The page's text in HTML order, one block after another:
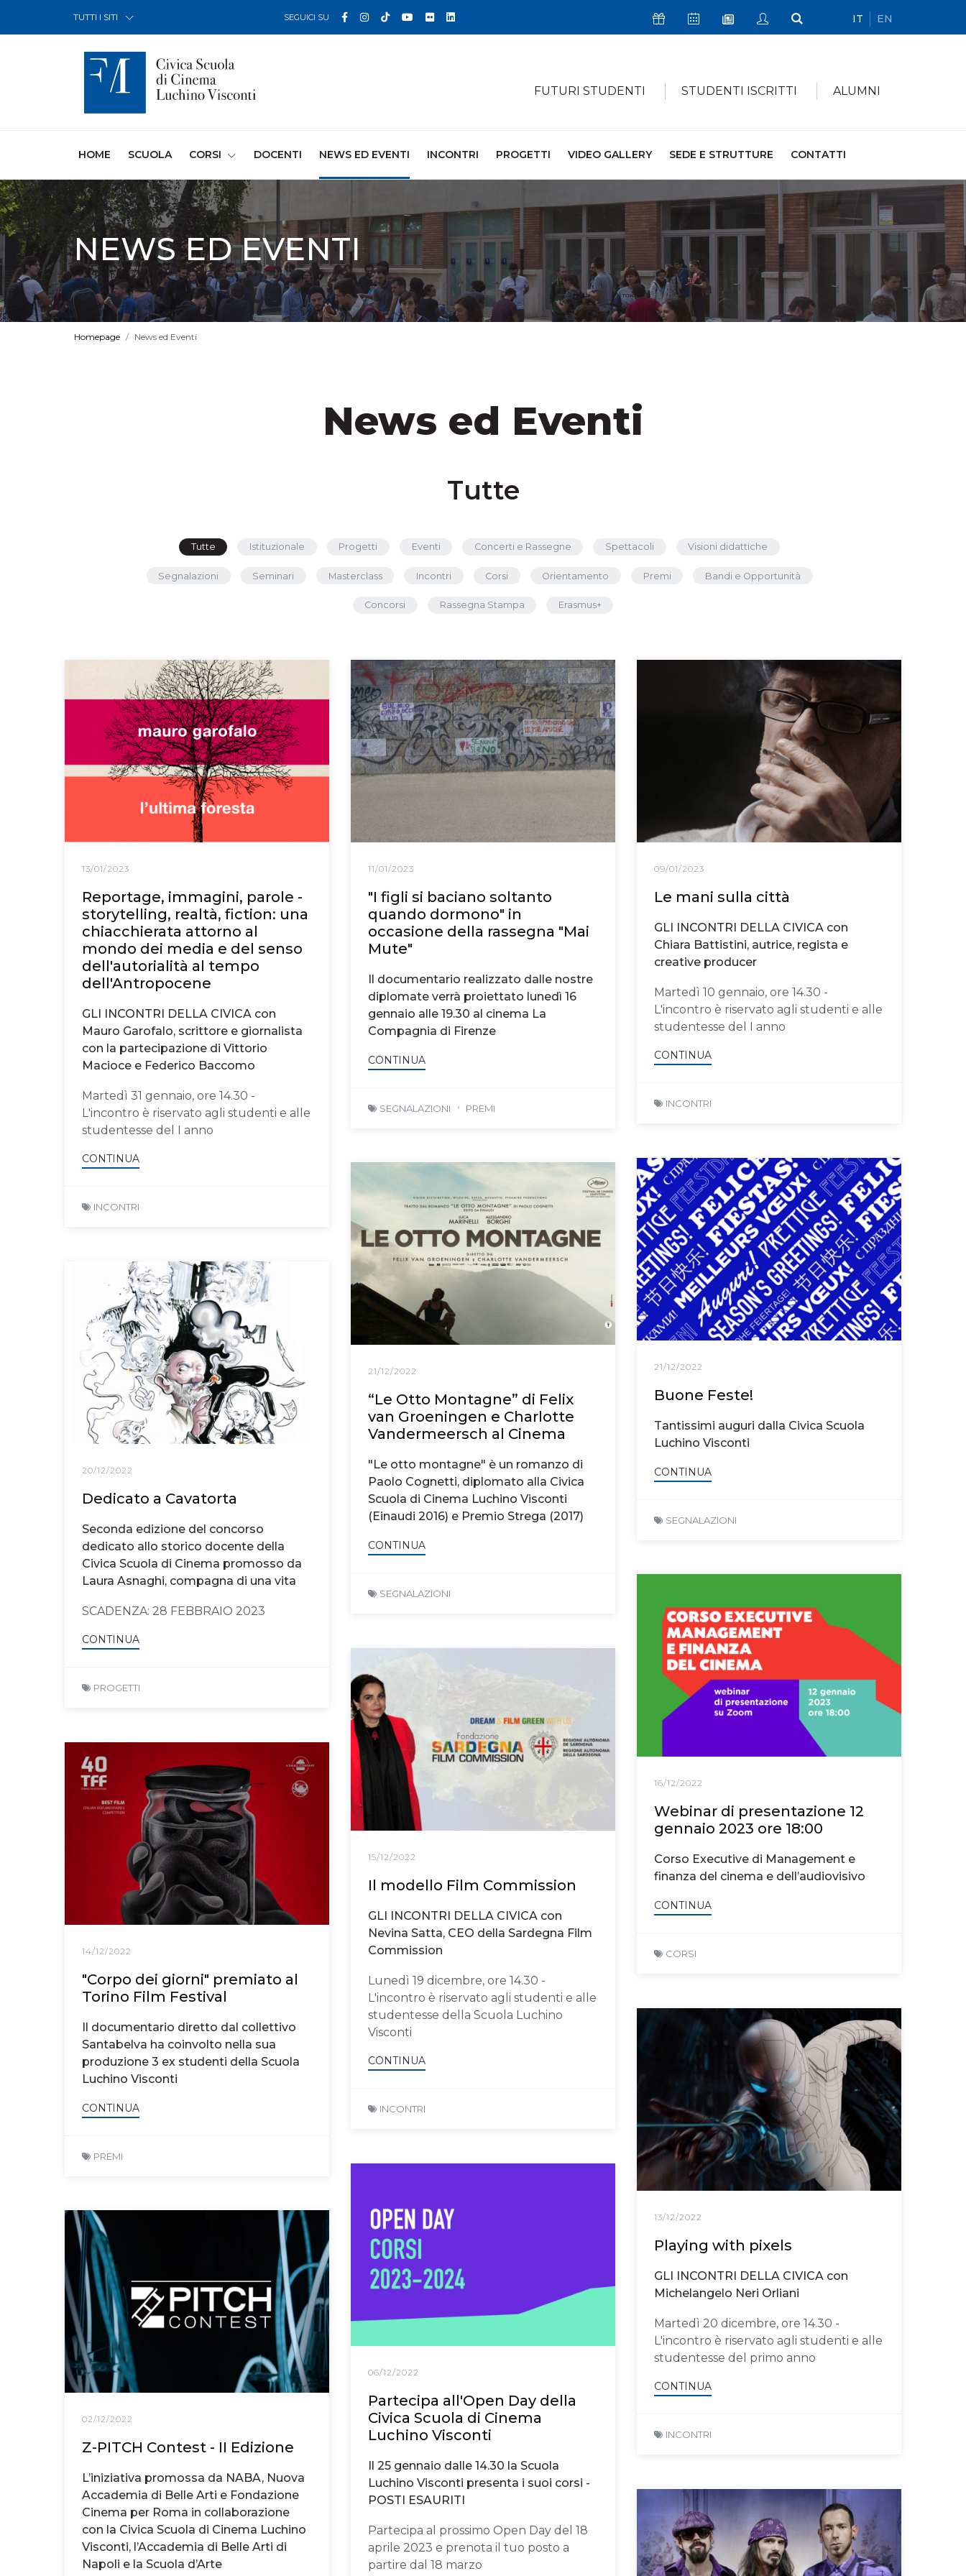
TUTTI I SITI SEGUICI SU Facebook
Instagram
TikTokYouTube
FlickrLinkedin Icona SostieniciIcona Calendario Eventi
Icona Newsletter
Icona My Civica
Icona Cerca
IT EN
FUTURI STUDENTI STUDENTI ISCRITTI ALUMNI
HOME (CURRENT)
SCUOLA CORSI DOCENTI NEWS ED EVENTI INCONTRI PROGETTI VIDEO GALLERY SEDE E STRUTTURE CONTATTI
NEWS ED EVENTI
Homepage News ed Eventi
News ed Eventi
Tutte
Tutte Istituzionale Progetti Eventi Concerti e Rassegne Spettacoli Visioni didattiche
Segnalazioni Seminari Masterclass Incontri Corsi Orientamento Premi Bandi e Opportunità
Concorsi Rassegna Stampa Erasmus+
13/01/2023
Reportage, immagini, parole -
storytelling, realtà, fiction: una
chiacchierata attorno al
mondo dei media e del senso
dell'autorialità al tempo
dell'Antropocene
GLI INCONTRI DELLA CIVICA con
Mauro Garofalo, scrittore e giornalista
con la partecipazione di Vittorio
Macioce e Federico Baccomo
Martedì 31 gennaio, ore 14.30 -
L'incontro è riservato agli studenti e alle
studentesse del I anno
CONTINUA
INCONTRI
11/01/2023
"I figli si baciano soltanto
quando dormono" in
occasione della rassegna "Mai
Mute"
Il documentario realizzato dalle nostre
diplomate verrà proiettato lunedì 16
gennaio alle 19.30 al cinema La
Compagnia di Firenze
CONTINUA
SEGNALAZIONI PREMI
09/01/2023
Le mani sulla città
GLI INCONTRI DELLA CIVICA con
Chiara Battistini, autrice, regista e
creative producer
Martedì 10 gennaio, ore 14.30 -
L'incontro è riservato agli studenti e alle
studentesse del I anno
CONTINUA
INCONTRI
21/12/2022
Buone Feste!
Tantissimi auguri dalla Civica Scuola
Luchino Visconti
CONTINUA
SEGNALAZIONI
21/12/2022
“Le Otto Montagne” di Felix
van Groeningen e Charlotte
Vandermeersch al Cinema
"Le otto montagne" è un romanzo di
Paolo Cognetti, diplomato alla Civica
Scuola di Cinema Luchino Visconti
(Einaudi 2016) e Premio Strega (2017)
CONTINUA
SEGNALAZIONI
20/12/2022
Dedicato a Cavatorta
Seconda edizione del concorso
dedicato allo storico docente della
Civica Scuola di Cinema promosso da
Laura Asnaghi, compagna di una vita
SCADENZA: 28 FEBBRAIO 2023
CONTINUA
PROGETTI
16/12/2022
Webinar di presentazione 12
gennaio 2023 ore 18:00
Corso Executive di Management e
finanza del cinema e dell’audiovisivo
CONTINUA
CORSI
15/12/2022
Il modello Film Commission
GLI INCONTRI DELLA CIVICA con
Nevina Satta, CEO della Sardegna Film
Commission
Lunedì 19 dicembre, ore 14.30 -
L'incontro è riservato agli studenti e alle
studentesse della Scuola Luchino
Visconti
CONTINUA
INCONTRI
14/12/2022
"Corpo dei giorni" premiato al
Torino Film Festival
Il documentario diretto dal collettivo
Santabelva ha coinvolto nella sua
produzione 3 ex studenti della Scuola
Luchino Visconti
CONTINUA
PREMI
13/12/2022
Playing with pixels
GLI INCONTRI DELLA CIVICA con
Michelangelo Neri Orliani
Martedì 20 dicembre, ore 14.30 -
L'incontro è riservato agli studenti e alle
studentesse del primo anno
CONTINUA
INCONTRI
06/12/2022
Partecipa all'Open Day della
Civica Scuola di Cinema
Luchino Visconti
Il 25 gennaio dalle 14.30 la Scuola
Luchino Visconti presenta i suoi corsi -
POSTI ESAURITI
Partecipa al prossimo Open Day del 18
aprile 2023 e prenota il tuo posto a
partire dal 18 marzo
02/12/2022
Z-PITCH Contest - II Edizione
L’iniziativa promossa da NABA, Nuova
Accademia di Belle Arti e Fondazione
Cinema per Roma in collaborazione
con la Civica Scuola di Cinema Luchino
Visconti, l’Accademia di Belle Arti di
Napoli e la Scuola d’Arte